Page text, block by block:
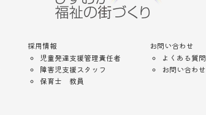
採用情報
児童発達支援管理責任者
障害児支援スタッフ
保育士 教員
お問い合わせ
よくある質問
お問い合わせ